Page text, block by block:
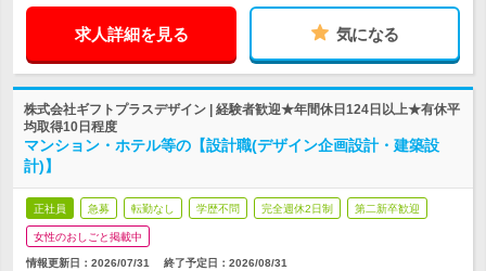
求人詳細を見る 気になる
株式会社ギフトプラスデザイン | 経験者歓迎★年間休日124日以上★有休平
均取得10日程度
マンション・ホテル等の【設計職(デザイン企画設計・建築設
計)】
正社員 急募 転勤なし 学歴不問 完全週休2日制 第二新卒歓迎
女性のおしごと掲載中
情報更新日：2026/07/31 終了予定日： 2026/08/31